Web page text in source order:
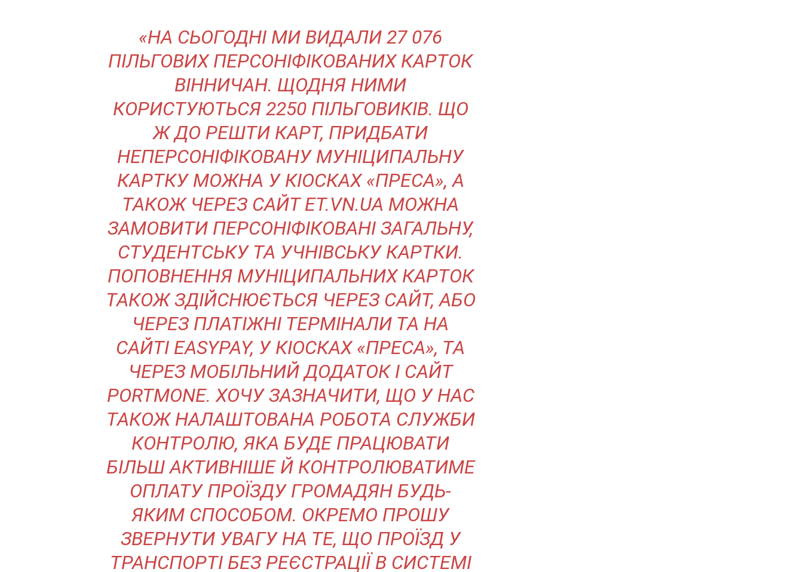
«НА СЬОГОДНІ МИ ВИДАЛИ 27 076
ПІЛЬГОВИХ ПЕРСОНІФІКОВАНИХ КАРТОК
ВІННИЧАН. ЩОДНЯ НИМИ
КОРИСТУЮТЬСЯ 2250 ПІЛЬГОВИКІВ. ЩО
Ж ДО РЕШТИ КАРТ, ПРИДБАТИ
НЕПЕРСОНІФІКОВАНУ МУНІЦИПАЛЬНУ
КАРТКУ МОЖНА У КІОСКАХ «ПРЕСА», А
ТАКОЖ ЧЕРЕЗ САЙТ ET.VN.UA МОЖНА
ЗАМОВИТИ ПЕРСОНІФІКОВАНІ ЗАГАЛЬНУ,
СТУДЕНТСЬКУ ТА УЧНІВСЬКУ КАРТКИ.
ПОПОВНЕННЯ МУНІЦИПАЛЬНИХ КАРТОК
ТАКОЖ ЗДІЙСНЮЄТЬСЯ ЧЕРЕЗ САЙТ, АБО
ЧЕРЕЗ ПЛАТІЖНІ ТЕРМІНАЛИ ТА НА
САЙТІ EASYPAY, У КІОСКАХ «ПРЕСА», ТА
ЧЕРЕЗ МОБІЛЬНИЙ ДОДАТОК І САЙТ
PORTMONE. ХОЧУ ЗАЗНАЧИТИ, ЩО У НАС
ТАКОЖ НАЛАШТОВАНА РОБОТА СЛУЖБИ
КОНТРОЛЮ, ЯКА БУДЕ ПРАЦЮВАТИ
БІЛЬШ АКТИВНІШЕ Й КОНТРОЛЮВАТИМЕ
ОПЛАТУ ПРОЇЗДУ ГРОМАДЯН БУДЬ-
ЯКИМ СПОСОБОМ. ОКРЕМО ПРОШУ
ЗВЕРНУТИ УВАГУ НА ТЕ, ЩО ПРОЇЗД У
ТРАНСПОРТІ БЕЗ РЕЄСТРАЦІЇ В СИСТЕМІ